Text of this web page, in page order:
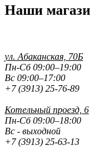
Наши
ул. Абаканская, 70Б
Пн-Сб 09:00–19:00
Вс 09:00–17:00
+7 (3913) 25-76-89
Котельный проезд, 6
Пн-Сб 09:00–18:00
Вс - выходной
+7 (3913) 25-63-13